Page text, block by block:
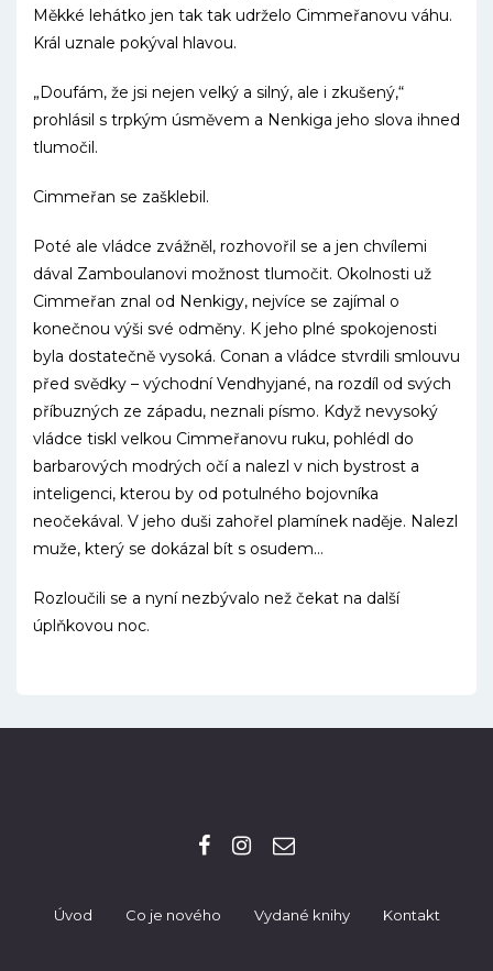
Měkké lehátko jen tak tak udrželo Cimmeřanovu váhu.
Král uznale pokýval hlavou.
„Doufám, že jsi nejen velký a silný, ale i zkušený,“
prohlásil s trpkým úsměvem a Nenkiga jeho slova ihned
tlumočil.
Cimmeřan se zašklebil.
Poté ale vládce zvážněl, rozhovořil se a jen chvílemi
dával Zamboulanovi možnost tlumočit. Okolnosti už
Cimmeřan znal od Nenkigy, nejvíce se zajímal o
konečnou výši své odměny. K jeho plné spokojenosti
byla dostatečně vysoká. Conan a vládce stvrdili smlouvu
před svědky – východní Vendhyjané, na rozdíl od svých
příbuzných ze západu, neznali písmo. Když nevysoký
vládce tiskl velkou Cimmeřanovu ruku, pohlédl do
barbarových modrých očí a nalezl v nich bystrost a
inteligenci, kterou by od potulného bojovníka
neočekával. V jeho duši zahořel plamínek naděje. Nalezl
muže, který se dokázal bít s osudem…
Rozloučili se a nyní nezbývalo než čekat na další
úplňkovou noc.
Úvod Co je nového Vydané knihy Kontakt